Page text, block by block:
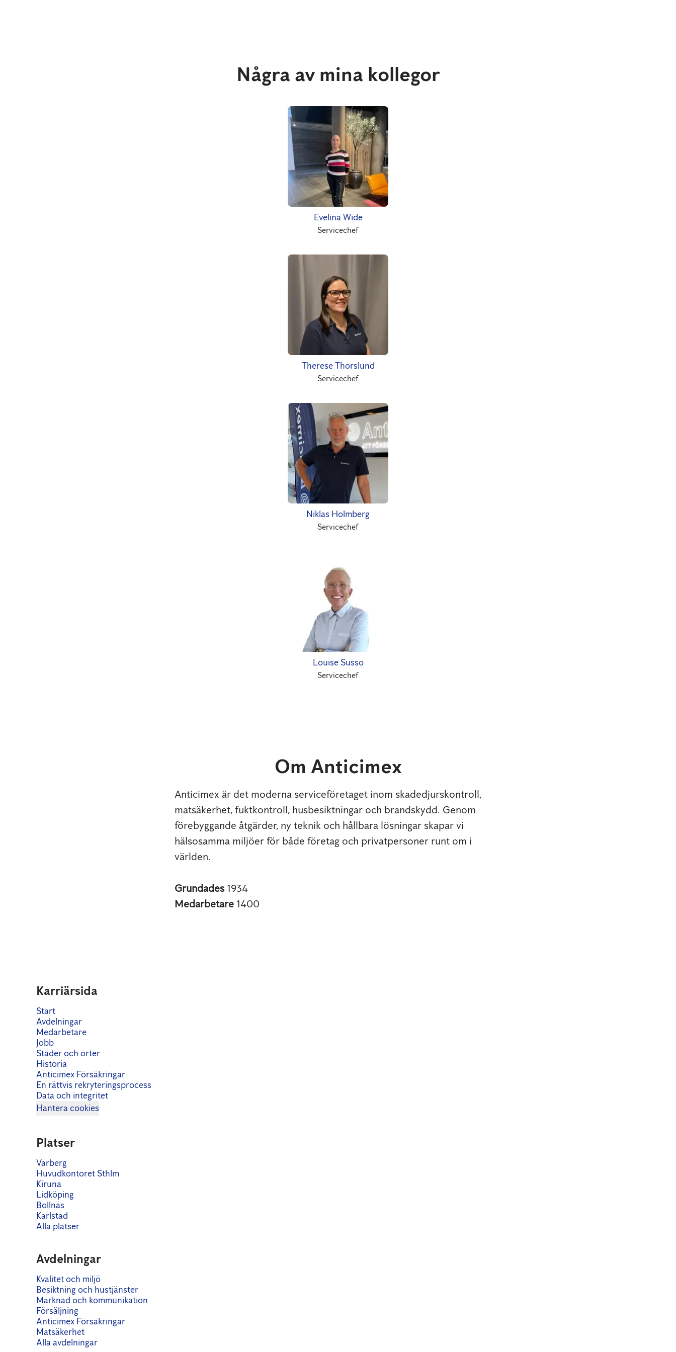
Några av mina kollegor
Evelina Wide
Servicechef
Therese Thorslund
Servicechef
Niklas Holmberg
Servicechef
Louise Susso
Servicechef
Om Anticimex
Anticimex är det moderna serviceföretaget inom skadedjurskontroll,
matsäkerhet, fuktkontroll, husbesiktningar och brandskydd. Genom
förebyggande åtgärder, ny teknik och hållbara lösningar skapar vi
hälsosamma miljöer för både företag och privatpersoner runt om i
världen.
Grundades 1934
Medarbetare 1400
Karriärsida
Start
Avdelningar
Medarbetare
Jobb
Städer och orter
Historia
Anticimex Försäkringar
En rättvis rekryteringsprocess
Data och integritet
Hantera cookies
Platser
Varberg
Huvudkontoret Sthlm
Kiruna
Lidköping
Bollnäs
Karlstad
Alla platser
Avdelningar
Kvalitet och miljö
Besiktning och hustjänster
Marknad och kommunikation
Försäljning
Anticimex Försäkringar
Matsäkerhet
Alla avdelningar